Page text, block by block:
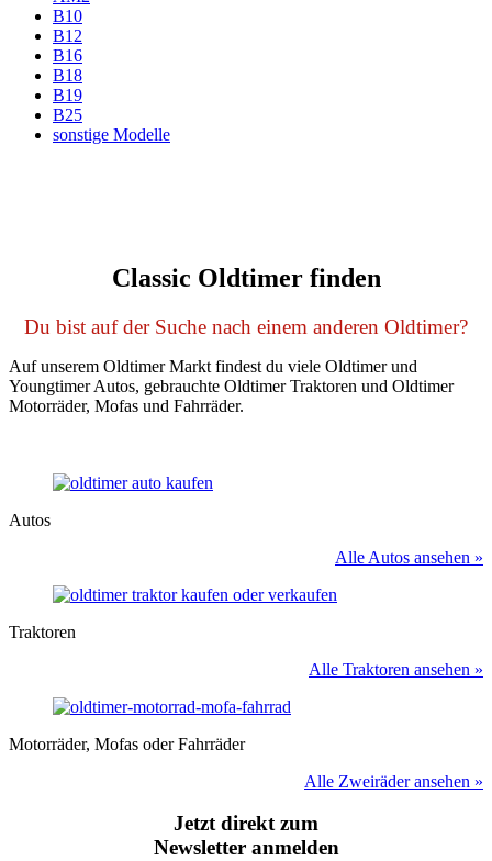
B10
B12
B16
B18
B19
B25
sonstige Modelle
Classic Oldtimer finden
Du bist auf der Suche nach einem anderen Oldtimer?
Auf unserem Oldtimer Markt findest du viele Oldtimer und
Youngtimer Autos, gebrauchte Oldtimer Traktoren und Oldtimer
Motorräder, Mofas und Fahrräder.
Autos
Alle Autos ansehen »
Traktoren
Alle Traktoren ansehen »
Motorräder, Mofas oder Fahrräder
Alle Zweiräder ansehen »
Jetzt direkt zum
Newsletter anmelden